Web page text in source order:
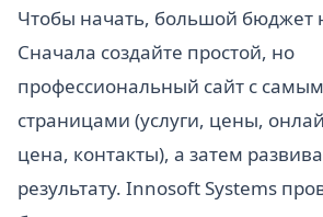
Чтобы начать, большой бюджет
Сначала создайте простой, но
профессиональный сайт с
страницами (услуги, цены,
цена, контакты), а затем
результату. Innosoft Systems